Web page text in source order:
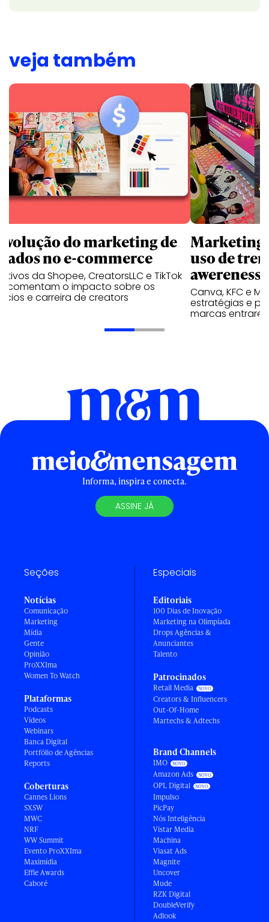
veja também
do marketing de
no e-commerce
da Shopee, CreatorsLLC e TikTok
comentam o impacto sobre os
e carreira de creators
Marketing
uso de
awereness
Canva, KFC e
estratégias e
marcas
Informa, inspira e conecta.
ASSINE JÁ
Seções
Notícias
Comunicação
Marketing
Mídia
Gente
Opinião
ProXXIma
Women To Watch
Plataformas
Podcasts
Vídeos
Webinars
Banca Digital
Portfólio de Agências
Reports
Coberturas
Cannes Lions
SXSW
MWC
NRF
WW Summit
Evento ProXXIma
Maximídia
Effie Awards
Caboré
Especiais
Editoriais
100 Dias de Inovação
Marketing na Olimpíada
Drops Agências &
Anunciantes
Talento
Patrocinados
Retail Media
Creators & Influencers
Out-Of-Home
Martechs & Adtechs
Brand Channels
IMO
Amazon Ads
OPL Digital
Impulso
PicPay
Nós Inteligência
Vistar Media
Machina
Viasat Ads
Magnite
Uncover
Mude
RZK Digital
DoubleVerify
Adlook